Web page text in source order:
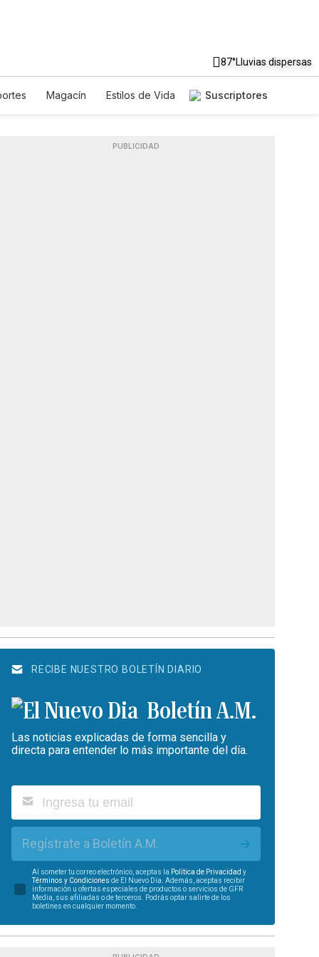
87°Lluvias dispersas
Magacín
Estilos de Vida
Suscriptores
PUBLICIDAD
RECIBE NUESTRO BOLETÍN DIARIO
Boletín A.M.
Las noticias explicadas de forma sencilla y
directa para entender lo más importante del día.
Regístrate a Boletín A.M.
Al someter tu correo electrónico, aceptas la Política de Privacidad y
Términos y Condiciones de El Nuevo Día. Además, aceptas recibir
información u ofertas especiales de productos o servicios de GFR
Media, sus afiliadas o de terceros. Podrás optar salirte de los
boletines en cualquier momento.